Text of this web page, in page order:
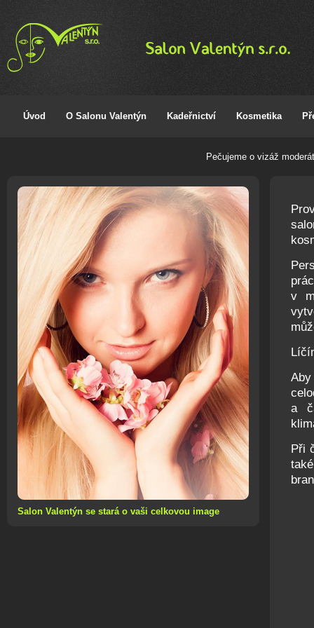
Úvod O Salonu Valentýn Kadeřnictví Kosmetika
Pečujeme o vizáž
Salon Valentýn se stará o vaši celkovou image
v
a
Při